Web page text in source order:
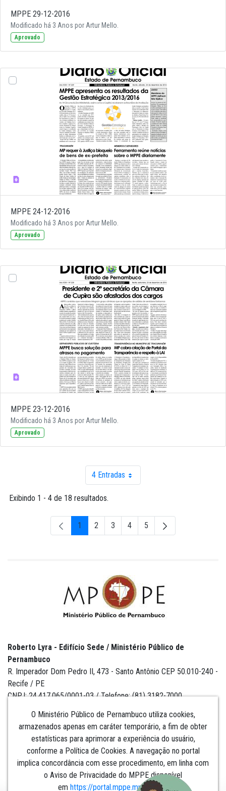
MPPE 29-12-2016
Modificado há 3 Anos por Artur Mello.
Aprovado
MPPE 24-12-2016
Modificado há 3 Anos por Artur Mello.
Aprovado
MPPE 23-12-2016
Modificado há 3 Anos por Artur Mello.
Aprovado
4 EntradasPor página
Exibindo 1 - 4 de 18 resultados.
Página
1 Página
2 Página
3 Página
4 Página
5
O Ministério Público de Pernambuco utiliza cookies,
armazenados apenas em caráter temporário, a fim de obter
estatísticas para aprimorar a experiência do usuário,
conforme a Política de Cookies. A navegação no portal
implica concordância com esse procedimento, em linha com
o Aviso de Privacidade do MPPE disponível
em https://portal.mppe.mp.br/lgpd.​​​​​​​
Roberto Lyra - Edifício Sede / Ministério Público de
Pernambuco
R. Imperador Dom Pedro II, 473 - Santo Antônio CEP 50.010-240 -
Recife / PE
CNPJ: 24.417.065/0001-03 / Telefone: (81) 3182-7000
Institucional
Comunicação